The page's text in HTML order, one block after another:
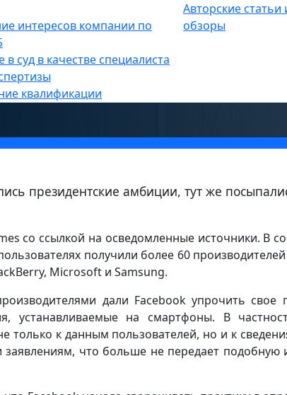
интересов компании по
суд в качестве специалиста
квалификации
Авторские статьи
обзоры
»
пользователей
президентские амбиции, тут же
со ссылкой на осведомленные источники. В
получили более 60
Microsoft и Samsung.
дали Facebook упрочить свое
устанавливаемые на смартфоны. В
только к данным пользователей, но и к
заявлениям, что больше не передает